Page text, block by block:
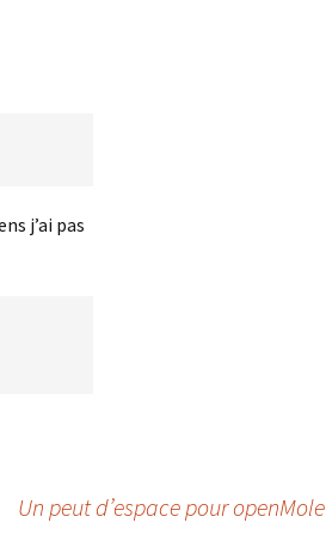
j’ai pas
Un peut d’espace pour openMole